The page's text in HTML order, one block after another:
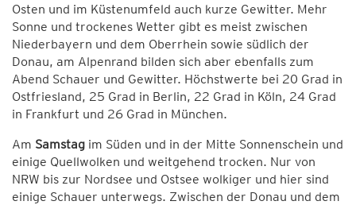
Osten und im Küstenumfeld auch kurze Gewitter. Mehr
Sonne und trockenes Wetter gibt es meist zwischen
Niederbayern und dem Oberrhein sowie südlich der
Donau, am Alpenrand bilden sich aber ebenfalls zum
Abend Schauer und Gewitter. Höchstwerte bei 20 Grad in
Ostfriesland, 25 Grad in Berlin, 22 Grad in Köln, 24 Grad
in Frankfurt und 26 Grad in München.
Am Samstag im Süden und in der Mitte Sonnenschein und
einige Quellwolken und weitgehend trocken. Nur von
NRW bis zur Nordsee und Ostsee wolkiger und hier sind
einige Schauer unterwegs. Zwischen der Donau und dem